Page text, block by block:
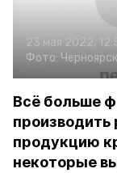
23 мая 2022,
Фото:
Всё больше
продукцию
некоторые